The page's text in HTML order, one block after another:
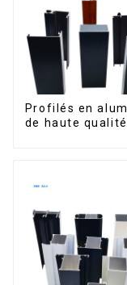
Profilés en
de haute qualité